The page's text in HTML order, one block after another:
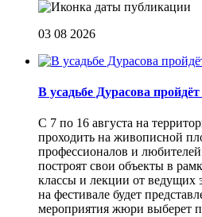
03 08 2026
В усадьбе Дурасова
С 7 по 16 августа на
проходить на живописной
профессионалов и
построят свои объекты в
классы и лекции от ведущих
на фестивале будет
мероприятия жюри выберет